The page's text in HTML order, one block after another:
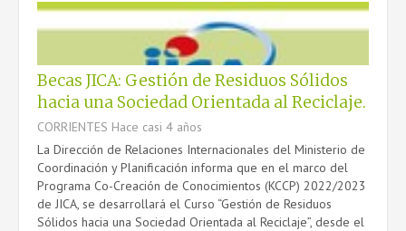
Becas JICA: Gestión de Residuos Sólidos
hacia una Sociedad Orientada al Reciclaje.
CORRIENTES Hace casi 4 años
La Dirección de Relaciones Internacionales del Ministerio de
Coordinación y Planificación informa que en el marco del
Programa Co-Creación de Conocimientos (KCCP) 2022/2023
de JICA, se desarrollará el Curso “Gestión de Residuos
Sólidos hacia una Sociedad Orientada al Reciclaje”, desde el